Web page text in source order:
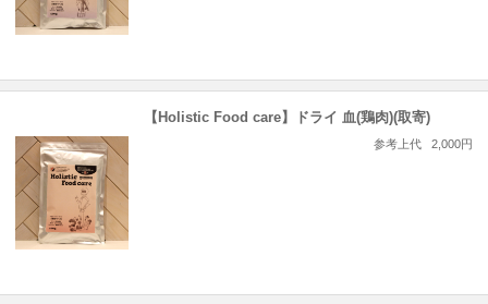
【Holistic Food care】ドライ 血(鶏肉)(取寄)
参考上代 2,000円